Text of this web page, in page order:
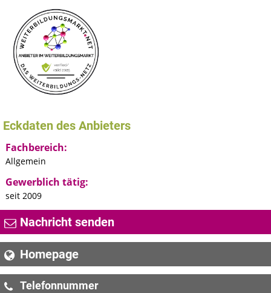
Eckdaten des Anbieters
Fachbereich:
Allgemein
Gewerblich tätig:
seit 2009
Nachricht senden
Homepage
+49 (0)3628 5841500
Telefonnummer